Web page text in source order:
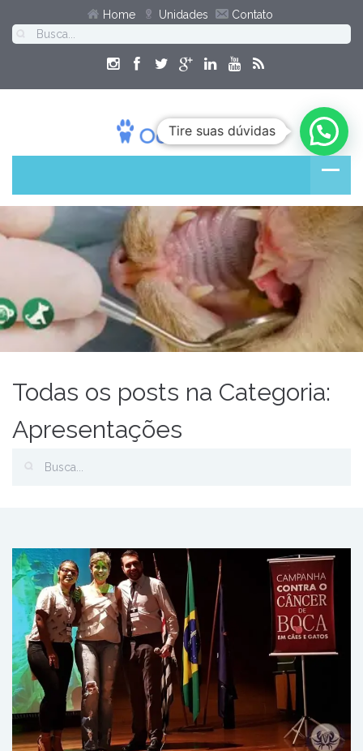
Home Unidades Contato
Todas os posts na Categoria:
Apresentações